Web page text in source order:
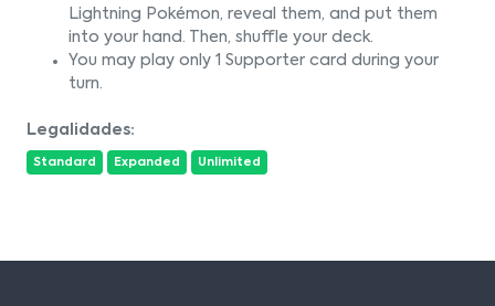
Lightning Pokémon, reveal them, and put them
into your hand. Then, shuffle your deck.
You may play only 1 Supporter card during your
turn.
Legalidades:
Standard Expanded Unlimited